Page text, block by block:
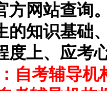
方网站查询
的知识基础
度上、应考
自考辅导机